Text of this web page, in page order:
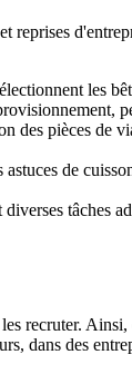
reprises
les
des pièces de
de
tâches
recruter.
dans des